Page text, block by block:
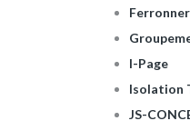
I-Page
Isolation
JS-